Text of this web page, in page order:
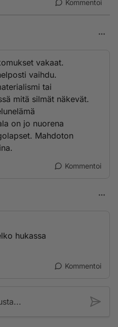
Kommentoi
vakaat.
vaihdu.
tai
mitä silmät näkevät.
on jo nuorena
Mahdoton
Kommentoi
hukassa
Kommentoi